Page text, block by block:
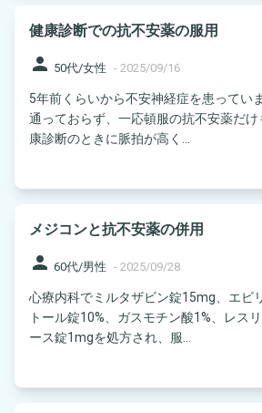
健康診断での抗不安薬の服用
person 50代/女性 - 2025/09/16
5年前くらいから不安神経症を患ってい
通っておらず、一応頓服の抗不安薬だけも
康診断のときに脈拍が高く...
メジコンと抗不安薬の併用
person 60代/男性 - 2025/09/28
心療内科でミルタザビン錠15mg、エビ
トール錠10%、ガスモチン酸1%、レス
ース錠1mgを処方され、服...